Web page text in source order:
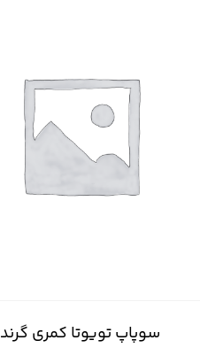
سوپاپ تویوتا کمری گرند